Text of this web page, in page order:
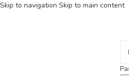
Skip to navigation Skip to main content